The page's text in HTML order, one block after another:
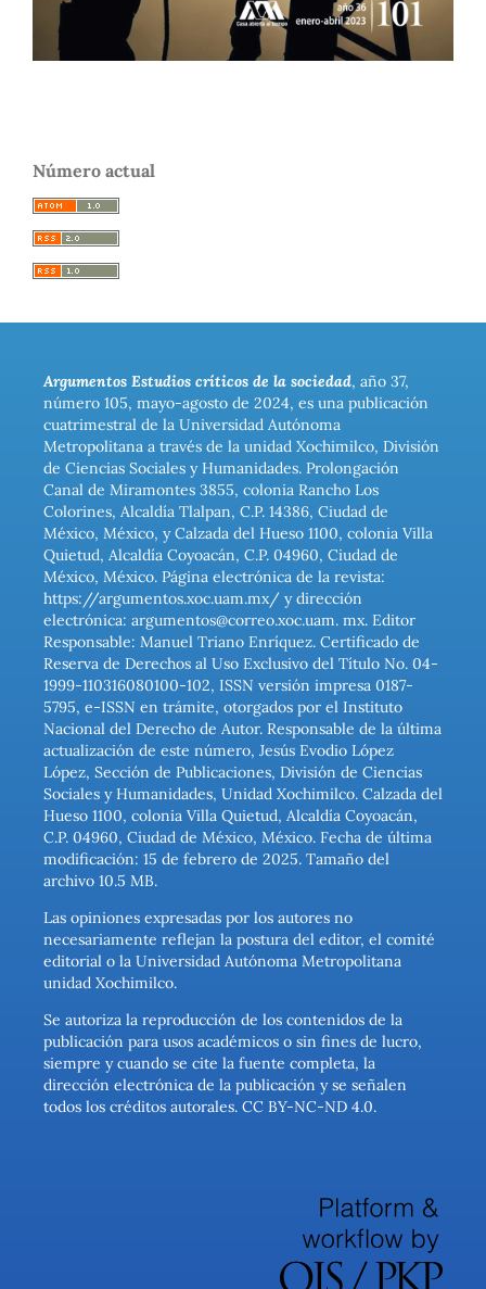
Número actual
Argumentos Estudios críticos de la sociedad, año 37,
número 105, mayo-agosto de 2024, es una publicación
cuatrimestral de la Universidad Autónoma
Metropolitana a través de la unidad Xochimilco, División
de Ciencias Sociales y Humanidades. Prolongación
Canal de Miramontes 3855, colonia Rancho Los
Colorines, Alcaldía Tlalpan, C.P. 14386, Ciudad de
México, México, y Calzada del Hueso 1100, colonia Villa
Quietud, Alcaldía Coyoacán, C.P. 04960, Ciudad de
México, México. Página electrónica de la revista:
https://argumentos.xoc.uam.mx/ y dirección
electrónica: argumentos@correo.xoc.uam. mx. Editor
Responsable: Manuel Triano Enríquez. Certificado de
Reserva de Derechos al Uso Exclusivo del Título No. 04-
1999-110316080100-102, ISSN versión impresa 0187-
5795, e-ISSN en trámite, otorgados por el Instituto
Nacional del Derecho de Autor. Responsable de la última
actualización de este número, Jesús Evodio López
López, Sección de Publicaciones, División de Ciencias
Sociales y Humanidades, Unidad Xochimilco. Calzada del
Hueso 1100, colonia Villa Quietud, Alcaldía Coyoacán,
C.P. 04960, Ciudad de México, México. Fecha de última
modificación: 15 de febrero de 2025. Tamaño del
archivo 10.5 MB.
Las opiniones expresadas por los autores no
necesariamente reflejan la postura del editor, el comité
editorial o la Universidad Autónoma Metropolitana
unidad Xochimilco.
Se autoriza la reproducción de los contenidos de la
publicación para usos académicos o sin fines de lucro,
siempre y cuando se cite la fuente completa, la
dirección electrónica de la publicación y se señalen
todos los créditos autorales. CC BY-NC-ND 4.0.